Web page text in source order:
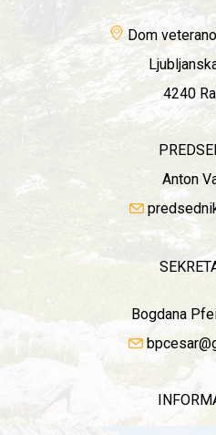
Dom
4240
Anton
Bogdana